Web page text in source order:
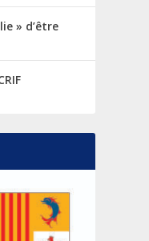
» d’être